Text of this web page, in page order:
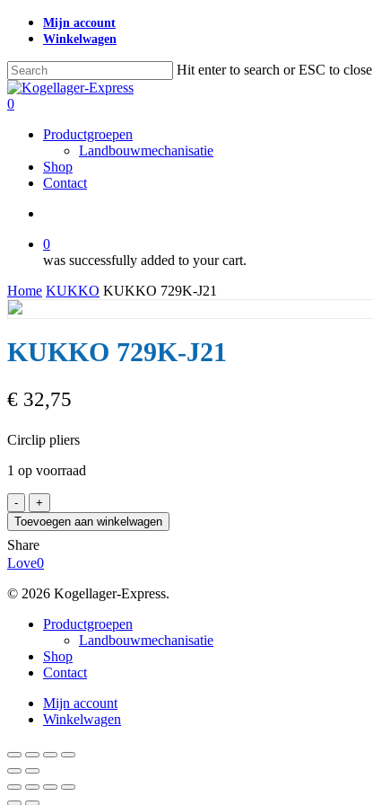
Skip
content
Mijn account
Winkelwagen
Hit enter to search or ESC to close
Close
Search
search
0
Productgroepen
Landbouwmechanisatie
Shop
Contact
0
was successfully added to your cart.
Home KUKKO KUKKO 729K-J21
KUKKO 729K-J21
€ 32,75
Circlip pliers
1 op voorraad
KUKKO
729K-
J21
aantal
Toevoegen aan winkelwagen
Share
Love0
© 2026 Kogellager-Express.
Close
Productgroepen
Landbouwmechanisatie
Shop
Contact
Mijn account
Winkelwagen